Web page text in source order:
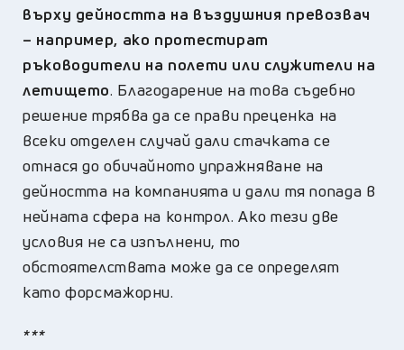
върху дейността на въздушния превозвач
– например, ако протестират
ръководители на полети или служители на
летището. Благодарение на това съдебно
решение трябва да се прави преценка на
всеки отделен случай дали стачката се
отнася до обичайното упражняване на
дейността на компанията и дали тя попада в
нейната сфера на контрол. Ако тези две
условия не са изпълнени, то
обстоятелствата може да се определят
като форсмажорни.
***